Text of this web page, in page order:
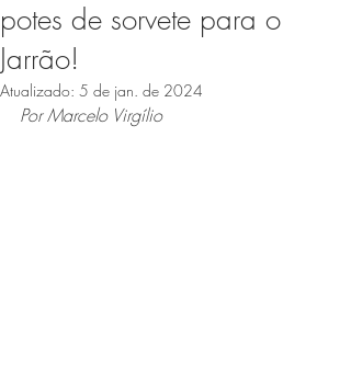
potes de sorvete para o
Jarrão!
Atualizado: 5 de jan. de 2024
Por Marcelo Virgílio